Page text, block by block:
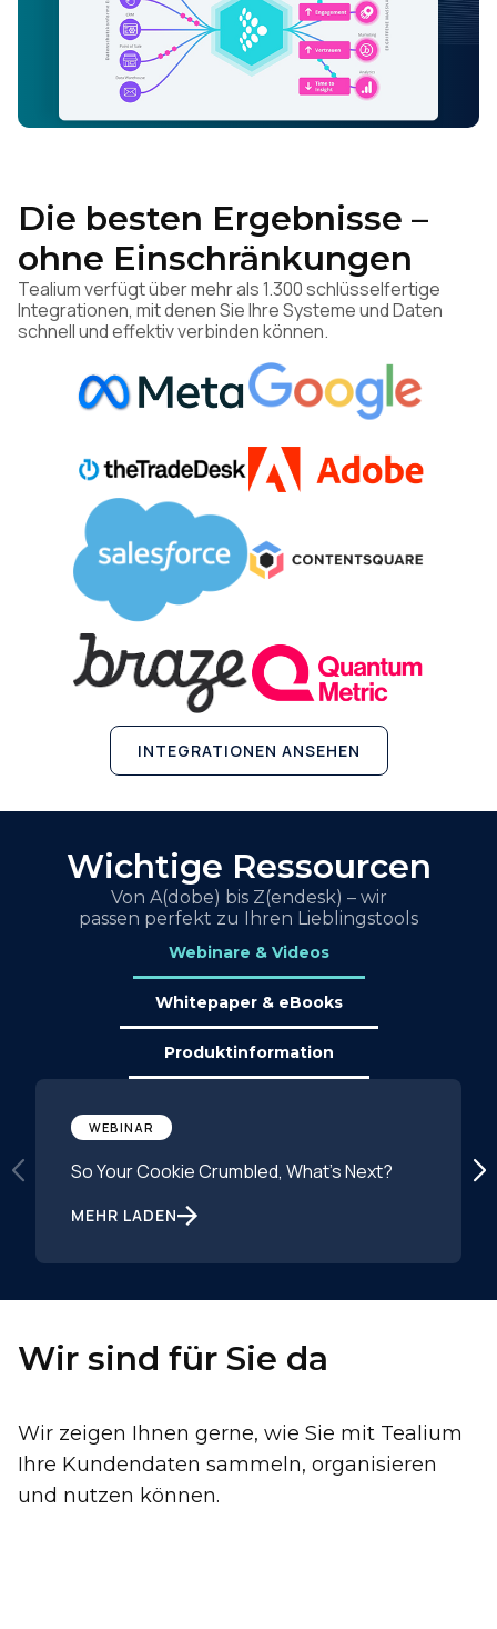
Die besten Ergebnisse –
ohne Einschränkungen
Tealium verfügt über mehr als 1.300 schlüsselfertige
Integrationen, mit denen Sie Ihre Systeme und Daten
schnell und effektiv verbinden können.
INTEGRATIONEN ANSEHEN
Wichtige Ressourcen
Von A(dobe) bis Z(endesk) – wir
passen perfekt zu Ihren Lieblingstools
Webinare & Videos
Whitepaper & eBooks
Produktinformation
WEBINAR
So Your Cookie Crumbled, What's Next?
MEHR LADEN
Wir sind für Sie da
Wir zeigen Ihnen gerne, wie Sie mit Tealium
Ihre Kundendaten sammeln, organisieren
und nutzen können.